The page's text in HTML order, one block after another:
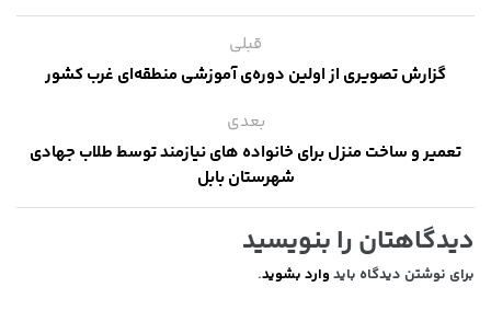
قبلی
گزارش تصویری از اولین دوره‌ی آموزشی منطقه‌ای غرب کشور
بعدی
تعمیر و ساخت منزل برای خانواده های نیازمند توسط طلاب جهادی
شهرستان بابل
دیدگاهتان را بنویسید
برای نوشتن دیدگاه باید وارد بشوید.